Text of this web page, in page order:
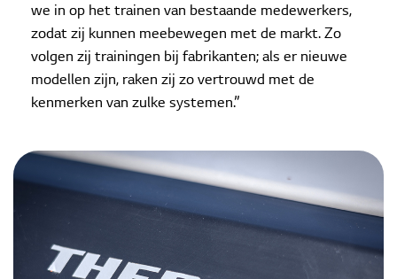
we in op het trainen van bestaande medewerkers,
zodat zij kunnen meebewegen met de markt. Zo
volgen zij trainingen bij fabrikanten; als er nieuwe
modellen zijn, raken zij zo vertrouwd met de
kenmerken van zulke systemen.”